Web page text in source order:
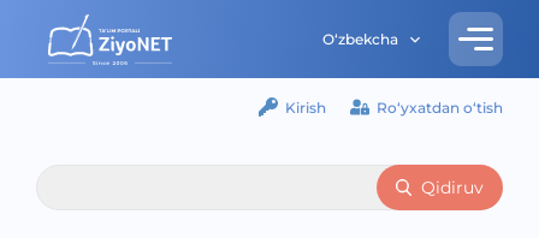
O‘zbekcha
Kirish Ro‘yxatdan o‘tish
Qidiruv